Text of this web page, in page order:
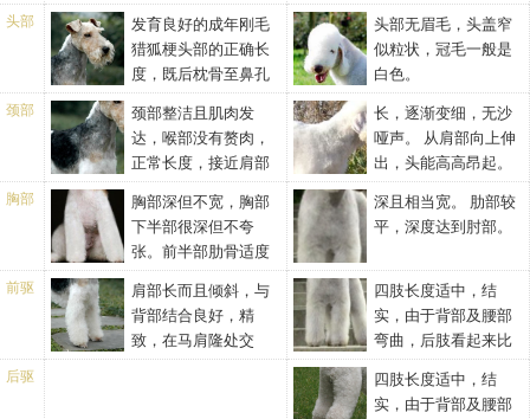
该超过12英寸。母狗相应的小一
些。与之相对应的，头部长度约
为7~7.5英寸。一条比赛的狗，其
身高体长在上述范围内的话，其
体重约在18磅，母狗大约轻2磅，
上下浮动范围为1磅。这些指标是
考虑到某一点或几点因素，平衡
所有因素而制订的。刚毛猎狐梗
是更类犬在解剖学方面的典范。
头部比例的要点是头颅与口吻的
比例；头部和后背；肩高；身体
的理想比例为肩高与体长相等。
需要加上一点，虽然就象肩高、
体长一样，可以精确地测出头部
尺寸，但不作为品种评定的严格
为罗丝贝林梗，与现在的品种相
比身体重，脚也短，用来猎取狐
狸、野兔和獾。据说1825年与贝
德灵顿的一只母犬交配生产出了
贝德灵顿梗。18世纪末到19世纪
初，与惠比特犬、丹迪丁蒙梗等
犬种混血后，改良出如此身高、
美丽、快速敏捷的犬种，并保持
原有的活力及耐力性格。贝灵顿
梗有其祖先的血统，有好斗的个
性，大体看来，该犬可以称为忠
实的家庭犬。贝灵顿梗被毛修剪
十分复杂，因而在第一次修剪时
最好有专家做。对于喜欢干净的
饲养者来说贝灵顿梗不脱毛是最
大优点。一种优雅、温柔、肌肉
发达的狗，没有任何粗糙或软弱
头部
发育良好的成年刚毛
猎狐梗头部的正确长
度，既后枕骨至鼻孔
的距离，约为7~7.5英寸，母狗的
尺寸相应小一些。如果测量数据
超出这一范围，则说明尺寸太
大，虽然，这种情况很少，但自
然界偶尔也会出现畸形的情况。
刚毛猎狐梗的头部长度以7.5英寸
为最理想。一个比例匀称的头
部，头颅部分与面部的长度只有
很小的差异。如果，无论怎么
看，面部都明显短了些，就属于
缺陷，使头部看起来不牢固而
头部无眉毛，头盖窄
似粒状，冠毛一般是
白色。
颈部
颈部整洁且肌肉发
达，喉部没有赘肉，
正常长度，接近肩部
处逐渐变宽。背部应该短、直(所
谓背线水平)、结实，不显得松
弛。
长，逐渐变细，无沙
哑声。 从肩部向上伸
出，头能高高昂起。
胸部
胸部深但不宽，胸部
下半部很深但不夸
张。前半部肋骨适度
圆拱，后半部肋骨深而健康，肋
骨扩张良好。
深且相当宽。 肋部较
平，深度达到肘部。
前驱
肩部长而且倾斜，与
背部结合良好，精
致，在马肩隆处交
叉。肘部垂直挂在身体边上，能
四肢长度适中，结
实，由于背部及腰部
弯曲，后肢看起来比
前肢长。足部长且肉厚，和兔族
相似。
后驱
四肢长度适中，结
实，由于背部及腰部